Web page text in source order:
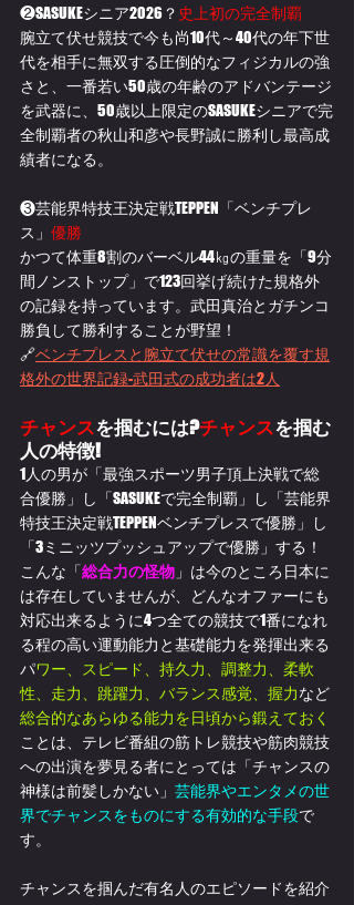
❷SASUKEシニア2026？ 史上初の完全制覇
腕立て伏せ競技で今も尚10代～40代の年下世
代を相手に無双する圧倒的なフィジカルの強
さと、一番若い50歳の年齢のアドバンテージ
を武器に、50歳以上限定のSASUKEシニアで完
全制覇者の秋山和彦や長野誠に勝利し最高成
績者になる。
❸芸能界特技王決定戦TEPPEN「ベンチプレ
ス」 優勝
かつて体重8割のバーベル44㎏の重量を「9分
間ノンストップ」で123回挙げ続けた規格外
の記録を持っています。 武田真治とガチンコ
勝負して勝利することが野望！
🔗ベンチプレスと腕立て伏せの常識を覆す規
格外の世界記録-武田式の成功者は2人
チャンスを掴むには?チャンスを掴む
人の特徴!
1人の男が「最強スポーツ男子頂上決戦で総
合優勝」し「SASUKEで完全制覇」し「芸能界
特技王決定戦TEPPENベンチプレスで優勝」し
「3ミニッツプッシュアップで優勝」する！
こんな「総合力の怪物 」 は今のところ日本に
は存在していませんが、どんなオファーにも
対応出来るように4つ全ての競技で1番になれ
る程の高い運動能力と基礎能力を発揮出来る
パワー、スピード、持久力、調整力、柔軟
性、走力、跳躍力、バランス感覚、握力など
総合的なあらゆる能力を日頃から鍛えておく
ことは、テレビ番組の筋トレ競技や筋肉競技
への出演を夢見る者にとっては 「チャンスの
神様は前髪しかない」 芸能界やエンタメの世
界でチャンスをものにする有効的な手段で
す。
チャンスを掴んだ有名人のエピソードを紹介